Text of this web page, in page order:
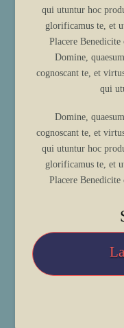
qui utuntur hoc
glorificamus te, et
Placere
Domine,
cognoscant te, et
qui
Domine,
cognoscant te, et
qui utuntur hoc
glorificamus te, et
Placere